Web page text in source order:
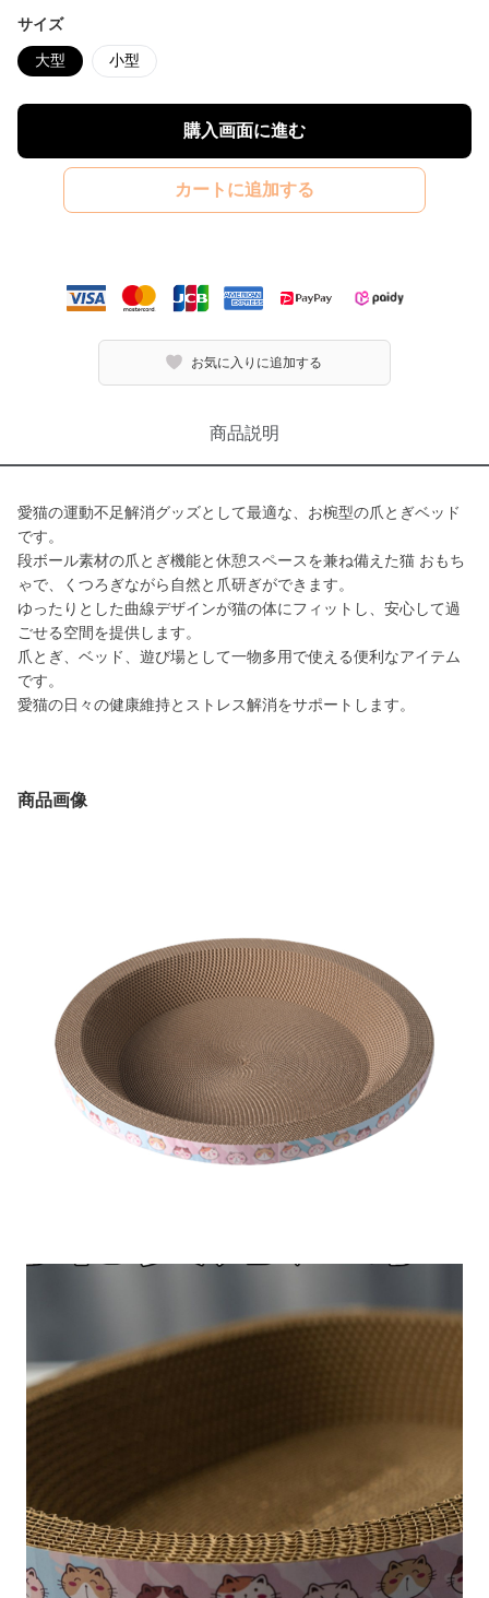
サイズ
大型 小型
購入画面に進む
カートに追加する
お気に入りに追加する
商品説明
愛猫の運動不足解消グッズとして最適な、お椀型の爪とぎベッド
です。
段ボール素材の爪とぎ機能と休憩スペースを兼ね備えた猫 おもち
ゃで、くつろぎながら自然と爪研ぎができます。
ゆったりとした曲線デザインが猫の体にフィットし、安心して過
ごせる空間を提供します。
爪とぎ、ベッド、遊び場として一物多用で使える便利なアイテム
です。
愛猫の日々の健康維持とストレス解消をサポートします。
商品画像